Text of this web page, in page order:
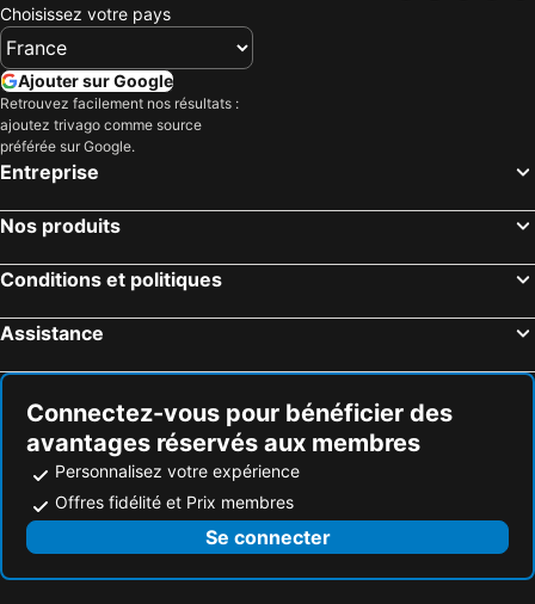
Bay City, Michigan Hôtels
Houghton Lake, Michigan Hôtels
Roscommon, Michigan Hôtels
Midland, Michigan Hôtels
Lake City, Michigan Hôtels
Panama City Beach, Floride Hôtels
Gulf Shores, Alabama Hôtels
New York, New York Hôtels
Honolulu, Hawaii Hôtels
Choisissez votre pays
Ajouter sur Google
Retrouvez facilement nos résultats :
ajoutez trivago comme source
préférée sur Google.
Entreprise
Nos produits
Conditions et politiques
Assistance
Connectez-vous pour bénéficier des
avantages réservés aux membres
Personnalisez votre expérience
Offres fidélité et Prix membres
Se connecter